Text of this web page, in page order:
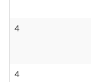
4
4